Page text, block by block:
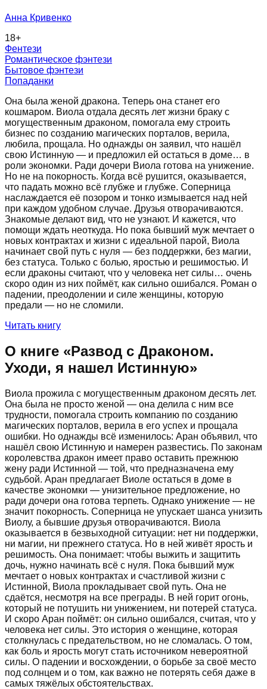
Анна Кривенко
18+
Фентези
Романтическое фэнтези
Бытовое фэнтези
Попаданки
Она была женой дракона. Теперь она станет его
кошмаром. Виола отдала десять лет жизни браку с
могущественным драконом, помогала ему строить
бизнес по созданию магических порталов, верила,
любила, прощала. Но однажды он заявил, что нашёл
свою Истинную — и предложил ей остаться в доме… в
роли экономки. Ради дочери Виола готова на унижение.
Но не на покорность. Когда всё рушится, оказывается,
что падать можно всё глубже и глубже. Соперница
наслаждается её позором и тонко измывается над ней
при каждом удобном случае. Друзья отворачиваются.
Знакомые делают вид, что не узнают. И кажется, что
помощи ждать неоткуда. Но пока бывший муж мечтает о
новых контрактах и жизни с идеальной парой, Виола
начинает свой путь с нуля — без поддержки, без магии,
без статуса. Только с болью, яростью и решимостью. И
если драконы считают, что у человека нет силы… очень
скоро один из них поймёт, как сильно ошибался. Роман о
падении, преодолении и силе женщины, которую
предали — но не сломили.
Читать книгу
О книге «Развод с Драконом.
Уходи, я нашел Истинную»
Виола прожила с могущественным драконом десять лет.
Она была не просто женой — она делила с ним все
трудности, помогала строить компанию по созданию
магических порталов, верила в его успех и прощала
ошибки. Но однажды всё изменилось: Аран объявил, что
нашёл свою Истинную и намерен развестись. По законам
королевства дракон имеет право оставить прежнюю
жену ради Истинной — той, что предназначена ему
судьбой. Аран предлагает Виоле остаться в доме в
качестве экономки — унизительное предложение, но
ради дочери она готова терпеть. Однако унижение — не
значит покорность. Соперница не упускает шанса унизить
Виолу, а бывшие друзья отворачиваются. Виола
оказывается в безвыходной ситуации: нет ни поддержки,
ни магии, ни прежнего статуса. Но в ней живёт ярость и
решимость. Она понимает: чтобы выжить и защитить
дочь, нужно начинать всё с нуля. Пока бывший муж
мечтает о новых контрактах и счастливой жизни с
Истинной, Виола прокладывает свой путь. Она не
сдаётся, несмотря на все преграды. В ней горит огонь,
который не потушить ни унижением, ни потерей статуса.
И скоро Аран поймёт: он сильно ошибался, считая, что у
человека нет силы. Это история о женщине, которая
столкнулась с предательством, но не сломалась. О том,
как боль и ярость могут стать источником невероятной
силы. О падении и восхождении, о борьбе за своё место
под солнцем и о том, как важно не потерять себя даже в
самых тяжёлых обстоятельствах.